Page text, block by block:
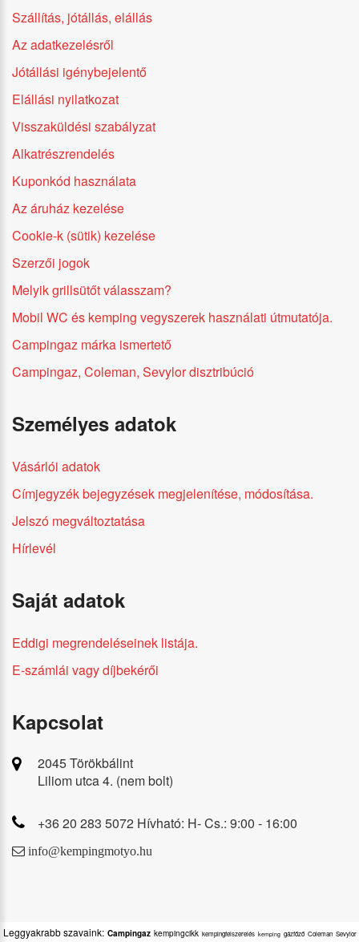
Szállítás, jótállás, elállás
Az adatkezelésről
Jótállási igénybejelentő
Elállási nyilatkozat
Visszaküldési szabályzat
Alkatrészrendelés
Kuponkód használata
Az áruház kezelése
Cookie-k (sütik) kezelése
Szerzői jogok
Melyik grillsütőt válasszam?
Mobil WC és kemping vegyszerek használati útmutatója.
Campingaz márka ismertető
Campingaz, Coleman, Sevylor disztribúció
Személyes adatok
Vásárlói adatok
Címjegyzék bejegyzések megjelenítése, módosítása.
Jelszó megváltoztatása
Hírlevél
Saját adatok
Eddigi megrendeléseinek listája.
E-számlái vagy díjbekérői
Kapcsolat
2045 Törökbálint
Liliom utca 4. (nem bolt)
+36 20 283 5072 Hívható: H- Cs.: 9:00 - 16:00
info@kempingmotyo.hu
Leggyakrabb szavaink: Campingaz kempingcikk kempingfelszerelés kemping gázfőző Coleman Sevylor